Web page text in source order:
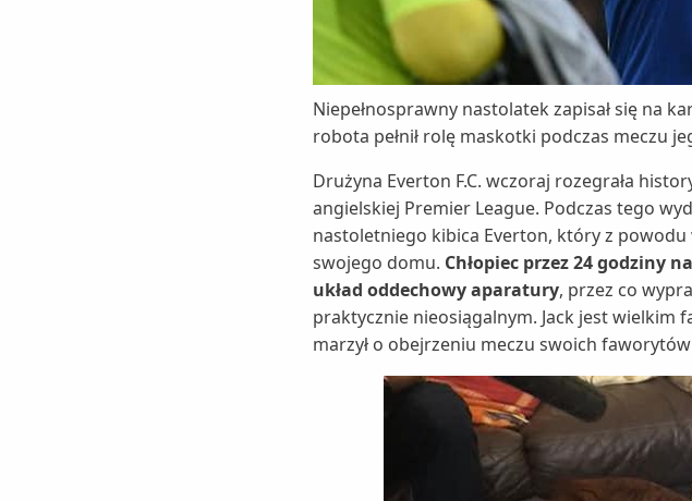
Niepełnosprawny nastolatek zapisał się na
robota pełnił rolę maskotki podczas meczu
Drużyna Everton F.C. wczoraj rozegrała
angielskiej Premier League. Podczas tego
nastoletniego kibica Everton, który z
swojego domu. Chłopiec przez 24 godziny
układ oddechowy aparatury, przez co
praktycznie nieosiągalnym. Jack jest wielkim
marzył o obejrzeniu meczu swoich